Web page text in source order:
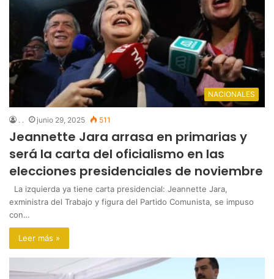
NACIONALES
. . junio 29, 2025 511
Jeannette Jara arrasa en primarias y
será la carta del oficialismo en las
elecciones presidenciales de noviembre
La izquierda ya tiene carta presidencial: Jeannette Jara,
exministra del Trabajo y figura del Partido Comunista, se impuso
con…
Leer más »